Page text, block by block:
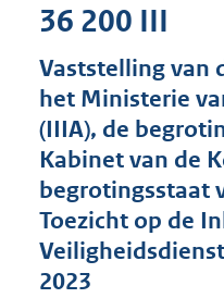
36 200 III
Vaststelling van
het Ministerie
(IIIA), de
Kabinet van de
begrotingsstaat
Toezicht op de
2023